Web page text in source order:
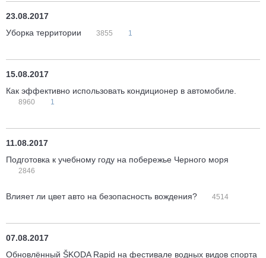
23.08.2017
Уборка территории
3855 1
15.08.2017
Как эффективно использовать кондиционер в автомобиле.
8960 1
11.08.2017
Подготовка к учебному году на побережье Черного моря
2846
Влияет ли цвет авто на безопасность вождения? 4514
07.08.2017
Обновлённый ŠKODA Rapid на фестивале водных видов спорта